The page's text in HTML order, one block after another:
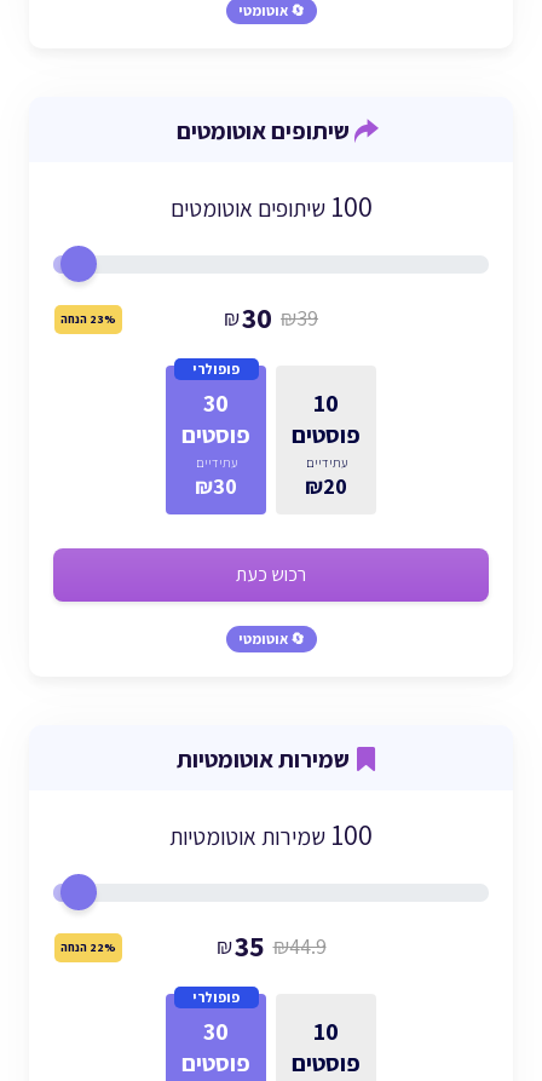
🔄 אוטומטי
שיתופים אוטומטים
100 שיתופים אוטומטים
₪30 ₪39 23% הנחה
10
פוסטים
עתידיים
₪20
30
פוסטים
עתידיים
₪30
פופולרי
רכוש כעת
🔄 אוטומטי
שמירות אוטומטיות
100 שמירות אוטומטיות
₪35 ₪44.9 22% הנחה
10
פוסטים
30
פוסטים
פופולרי